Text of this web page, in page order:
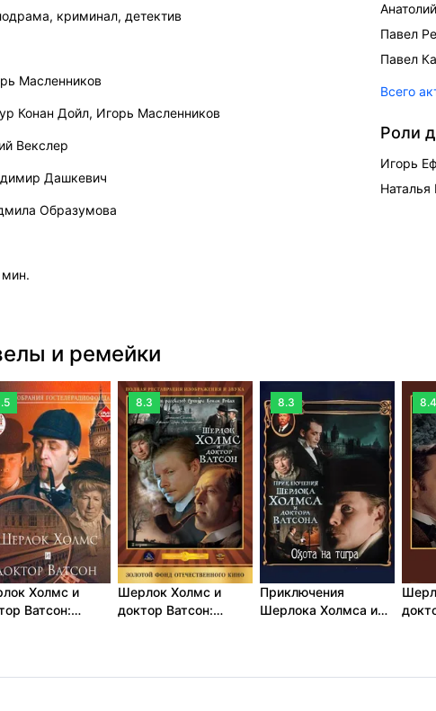
, криминал, детектив
Масленников
Конан Дойл, Игорь Масленников
Векслер
Дашкевич
Образумова
мин.
Павел
Павел
Всего
Роли
Игорь
Наталья
и ремейки
Холмс и
Ватсон:
8.3
Шерлок Холмс и
доктор Ватсон:
8.3
Приключения
Шерлока Холмса и
8.4